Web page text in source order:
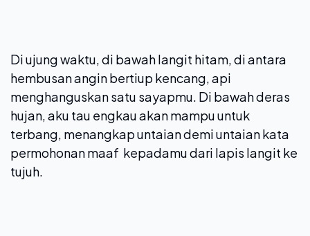
Di ujung waktu, di bawah langit hitam, di antara
hembusan angin bertiup kencang, api
menghanguskan satu sayapmu. Di bawah deras
hujan, aku tau engkau akan mampu untuk
terbang, menangkap untaian demi untaian kata
permohonan maaf kepadamu dari lapis langit ke
tujuh.